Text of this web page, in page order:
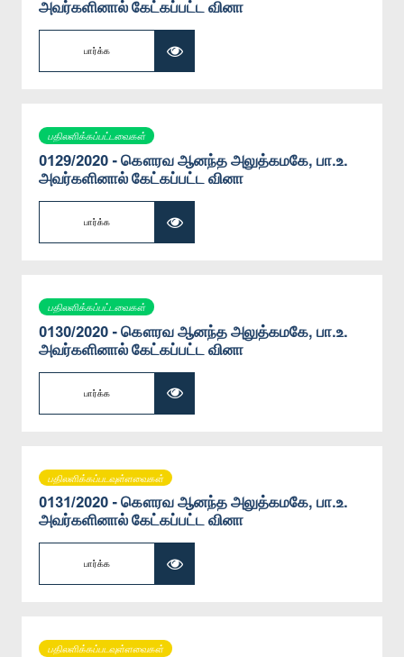
அவர்களினால் கேட்கப்பட்ட வினா
பார்க்க
பதிலளிக்கப்பட்டவைகள்
0129/2020 - கௌரவ ஆனந்த அலுத்கமகே, பா.உ.
அவர்களினால் கேட்கப்பட்ட வினா
பார்க்க
பதிலளிக்கப்பட்டவைகள்
0130/2020 - கௌரவ ஆனந்த அலுத்கமகே, பா.உ.
அவர்களினால் கேட்கப்பட்ட வினா
பார்க்க
பதிலளிக்கப்படவுள்ளவைகள்
0131/2020 - கௌரவ ஆனந்த அலுத்கமகே, பா.உ.
அவர்களினால் கேட்கப்பட்ட வினா
பார்க்க
பதிலளிக்கப்படவுள்ளவைகள்